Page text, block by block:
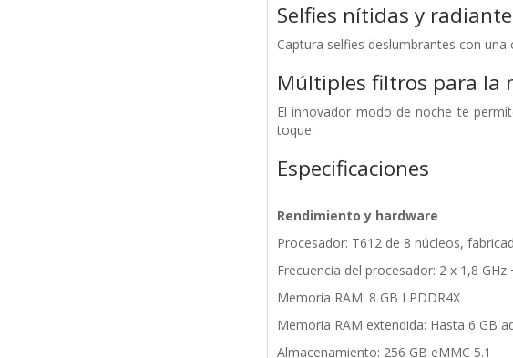
Selfies nítidas y
Captura selfies deslumbrantes con
Múltiples filtros para la
El innovador modo de noche te
toque.
Especificaciones
Rendimiento y hardware
Procesador: T612 de 8 núcleos,
Frecuencia del procesador: 2 x 1,8 GHz
Memoria RAM: 8 GB LPDDR4X
Memoria RAM extendida: Hasta 6 GB
Almacenamiento: 256 GB eMMC 5.1